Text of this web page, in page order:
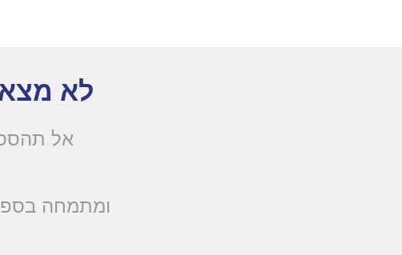
לא
אל
.ומתמחה